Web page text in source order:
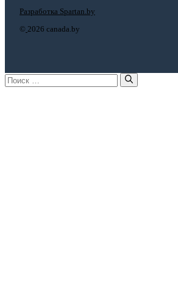
© 2026 canada.by
Разработка Spartan.by
Поиск: